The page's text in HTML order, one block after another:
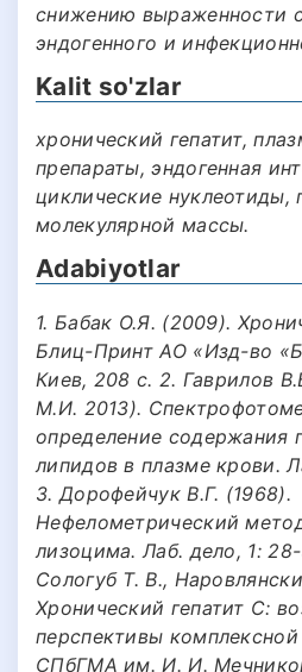
снижению выраженности
эндогенного и
Kalit so'zlar
хронический гепатит,
препараты, эндогенная
циклические нуклеотиды,
молекулярной массы.
Adabiyotlar
1. Бабак О.Я. (2009).
Блиц-Принт АО «Изд-во
Киев, 208 с. 2. Гаврилов
М.И. 2013).
определение содержания
липидов в плазме крови.
3. Дорофейчук В.Г. (1968).
Нефелометрический
лизоцима. Лаб. дело, 1:
Сологуб Т. В.,
Хронический гепатит С:
перспективы
СПбГМА им. И. И.